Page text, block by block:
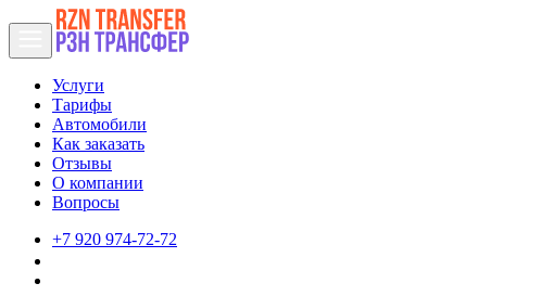
Услуги
Тарифы
Автомобили
Как заказать
Отзывы
О компании
Вопросы
+7 920 974-72-72